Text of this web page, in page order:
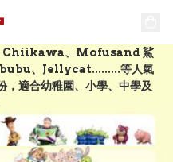
Chiikawa、Mofusand 鯊
、Jellycat.........等人氣
，適合幼稚園、小學、中學及